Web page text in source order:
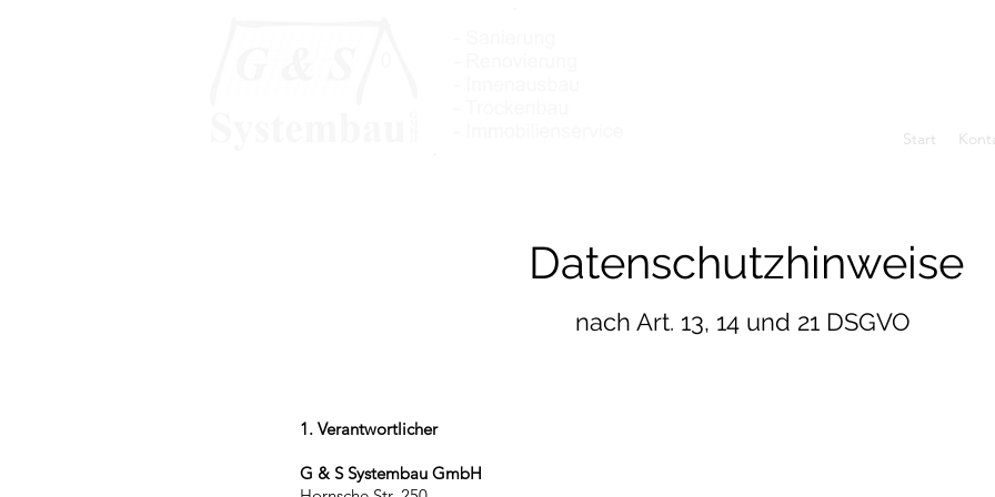
Start
Datenschutzhinweise
nach Art. 13, 14 und 21 DSGVO
1. Verantwortlicher
G & S Systembau GmbH